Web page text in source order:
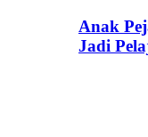
Anak
Jadi